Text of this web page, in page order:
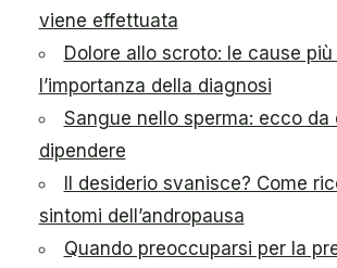
viene effettuata
Dolore allo scroto: le cause
l’importanza della diagnosi
Sangue nello sperma: ecco da
dipendere
Il desiderio svanisce? Come
sintomi dell’andropausa
Quando preoccuparsi per la